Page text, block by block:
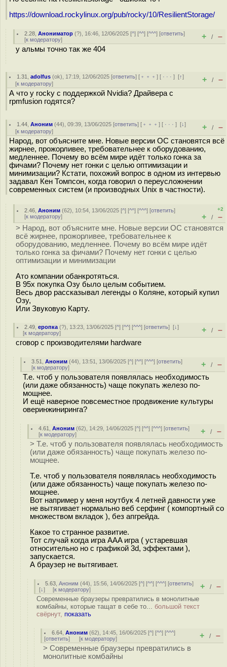
https://download.rockylinux.org/pub/rocky/10/ResilientStorage/
2.28 ,Анониматор (?), 16:46, 12/06/2025 [^] [^^] [^^^] [ответить]
[к модератору] + / –
у альмы точно так же 404
1.31 ,adolfus (ok), 17:19, 12/06/2025 [ответить] [ ﹢﹢﹢] [ · · ·][↑]
[к модератору] + / –
А что у rocky с поддержкой Nvidia? Драйвера с
rpmfusion годятся?
1.44 ,Аноним (44), 09:39, 13/06/2025 [ответить] [ ﹢﹢﹢] [ · · ·][↓]
[к модератору] + / –
Народ, вот объясните мне. Новые версии ОС становятся всё
жирнее, прожорливее, требовательнее к оборудованию,
медленнее. Почему во всём мире идёт только гонка за
фичами? Почему нет гонки с целью оптимизации и
минимизации? Кстати, похожий вопрос в одном из интервью
задавал Кен Томпсон, когда говорил о переусложнении
современных систем (и производных Unix в частности).
2.46 ,Аноним (62), 10:54, 13/06/2025 [^] [^^] [^^^] [ответить]
[к модератору]
+2
+ / –
> Народ, вот объясните мне. Новые версии ОС становятся
всё жирнее, прожорливее, требовательнее к
оборудованию, медленнее. Почему во всём мире идёт
только гонка за фичами? Почему нет гонки с целью
оптимизации и минимизации
Ато компании обанкротяться.
В 95х покупка Озу было целым событием.
Весь двор рассказывал легенды о Коляне, который купил
Озу,
Или Звуковую Карту.
2.49 ,еропка (?), 13:23, 13/06/2025 [^] [^^] [^^^] [ответить][↓]
[к модератору] + / –
сговор с производителями hardware
3.51 ,Аноним (44), 13:51, 13/06/2025 [^] [^^] [^^^] [ответить]
[к модератору] + / –
Т.е. чтоб у пользователя появлялась необходимость
(или даже обязанность) чаще покупать железо по-
мощнее.
И ещё наверное повсеместное продвижение культуры
оверинжиниринга?
4.61 ,Аноним (62), 14:29, 14/06/2025 [^] [^^] [^^^] [ответить]
[к модератору] + / –
> Т.е. чтоб у пользователя появлялась необходимость
(или даже обязанность) чаще покупать железо по-
мощнее.
Т.е. чтоб у пользователя появлялась необходимость
(или даже обязанность) чаще покупать железо по-
мощнее.
Вот например у меня ноутбук 4 летней давности уже
не вытягивает нормально веб серфинг ( компортный со
множеством вкладок ), без апгрейда.
Какое то странное развитие.
Тот случай когда игра AAA игра ( устаревшая
относительно но с графикой 3d, эффектами ),
запускается.
А браузер не вытягивает.
5.63 ,Аноним (44), 15:56, 14/06/2025 [^] [^^] [^^^] [ответить]
[↓] [к модератору] + / –
Современные браузеры превратились в монолитные
комбайны, которые тащат в себе то... большой текст
свёрнут, показать
6.64 ,Аноним (62), 14:45, 16/06/2025 [^] [^^] [^^^]
[ответить] [к модератору] + / –
> Современные браузеры превратились в
монолитные комбайны